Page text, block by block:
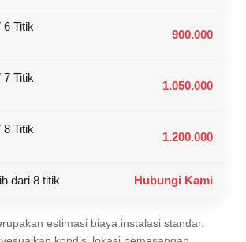
6 Titik
900.000
7 Titik
1.050.000
8 Titik
1.200.000
dari 8 titik Hubungi Kami
estimasi biaya instalasi standar.